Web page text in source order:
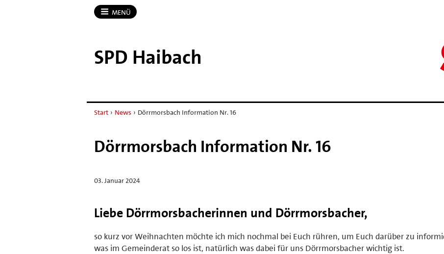
MENÜ
SPD Haibach
Start › News › Dörrmorsbach Information Nr. 16
Dörrmorsbach Information Nr. 16
03. Januar 2024
Liebe Dörrmorsbacherinnen und Dörrmorsbacher,
so kurz vor Weihnachten möchte ich mich nochmal bei Euch rühren, um Euch darüber zu
was im Gemeinderat so los ist, natürlich was dabei für uns Dörrmorsbacher wichtig ist.